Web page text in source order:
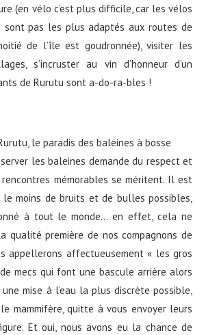
(en vélo c’est plus difficile, car les vélos
sont pas les plus adaptés aux routes de
de l’île est goudronnée), visiter les
s’incruster au vin d’honneur d’un
de Rurutu sont a-do-ra-bles !
les baleines demande du respect et
mémorables se méritent. Il est
le moins de bruits et de bulles possibles,
à tout le monde… en effet, cela ne
qualité première de nos compagnons de
appellerons affectueusement « les gros
mecs qui font une bascule arrière alors
mise à l’eau la plus discrète possible,
mammifère, quitte à vous envoyer leurs
Et oui, nous avons eu la chance de